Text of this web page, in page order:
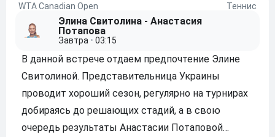
WTA Canadian Open Теннис
Элина Свитолина - Анастасия
Потапова
Завтра • 03:15
В данной встрече отдаем предпочтение Элине
Свитолиной. Представительница Украины
проводит хороший сезон, регулярно на турнирах
добираясь до решающих стадий, а в свою
очередь результаты Анастасии Потаповой